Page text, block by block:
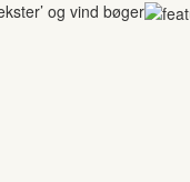
og vind bøger